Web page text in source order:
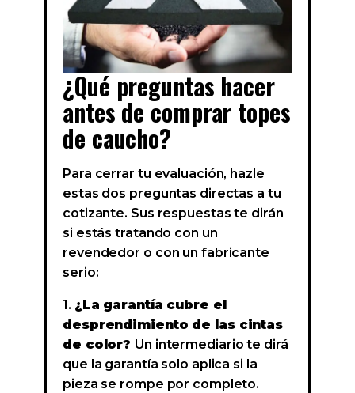
¿Qué preguntas hacer
antes de comprar topes
de caucho?
Para cerrar tu evaluación, hazle
estas dos preguntas directas a tu
cotizante. Sus respuestas te dirán
si estás tratando con un
revendedor o con un fabricante
serio:
1. ¿La garantía cubre el
desprendimiento de las cintas
de color? Un intermediario te dirá
que la garantía solo aplica si la
pieza se rompe por completo.